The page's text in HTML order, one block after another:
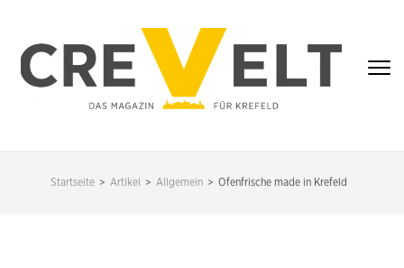
springen
(Enter
KREFELD
Startseite > Artikel > Allgemein > Ofenfrische made in Krefeld